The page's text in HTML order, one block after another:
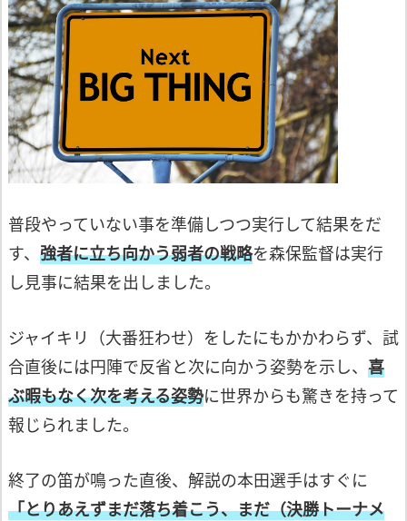
普段やっていない事を準備しつつ実行して結果をだ
す、 強者に立ち向かう弱者の戦略を森保監督は実行
し見事に結果を出しました。
ジャイキリ（大番狂わせ）をしたにもかかわらず、試
合直後には円陣で反省と次に向かう姿勢を示し、 喜
ぶ暇もなく次を考える姿勢に世界からも驚きを持って
報じられました。
終了の笛が鳴った直後、解説の本田選手はすぐに
「とりあえずまだ落ち着こう、まだ（決勝トーナメ